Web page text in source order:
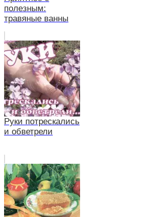
полезным:
травяные ванны
Руки потрескались
и обветрели